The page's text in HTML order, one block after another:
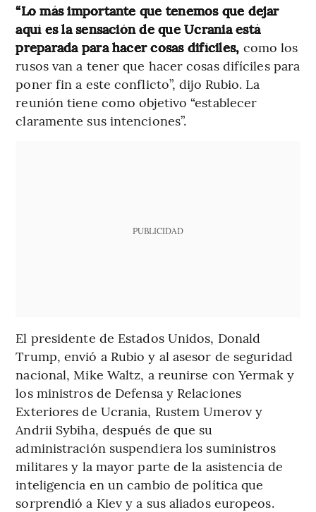
“Lo más importante que tenemos que dejar
aquí es la sensación de que Ucrania está
preparada para hacer cosas difíciles, como los
rusos van a tener que hacer cosas difíciles para
poner fin a este conflicto”, dijo Rubio. La
reunión tiene como objetivo “establecer
claramente sus intenciones”.
PUBLICIDAD
El presidente de Estados Unidos, Donald
Trump, envió a Rubio y al asesor de seguridad
nacional, Mike Waltz, a reunirse con Yermak y
los ministros de Defensa y Relaciones
Exteriores de Ucrania, Rustem Umerov y
Andrii Sybiha, después de que su
administración suspendiera los suministros
militares y la mayor parte de la asistencia de
inteligencia en un cambio de política que
sorprendió a Kiev y a sus aliados europeos.